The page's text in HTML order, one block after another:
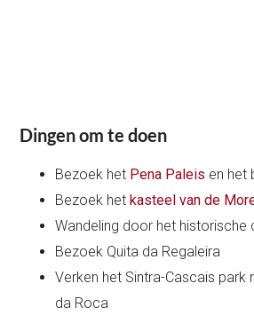
Dingen om te doen
Bezoek het Pena Paleis en het
Bezoek hetkasteel van de
Wandeling door het historische
Bezoek Quita da Regaleira
Verken het Sintra-Cascais park
da Roca